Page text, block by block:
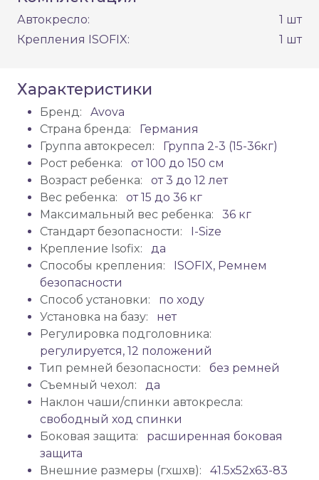
Автокресло:
1 шт
Крепления ISOFIX:
1 шт
Характеристики
Бренд:
Avova
Страна бренда:
Германия
Группа автокресел:
Группа 2-3 (15-36кг)
Рост ребенка:
от 100 до 150 см
Возраст ребенка:
от 3 до 12 лет
Вес ребенка:
от 15 до 36 кг
Максимальный вес ребенка:
36 кг
Стандарт безопасности:
I-Size
Крепление Isofix:
да
Способы крепления:
ISOFIX, Ремнем
безопасности
Способ установки:
по ходу
Установка на базу:
нет
Регулировка подголовника:
регулируется, 12 положений
Тип ремней безопасности:
без ремней
Съемный чехол:
да
Наклон чаши/спинки автокресла:
свободный ход спинки
Боковая защита:
расширенная боковая
защита
Внешние размеры (гхшхв):
41.5х52х63-83